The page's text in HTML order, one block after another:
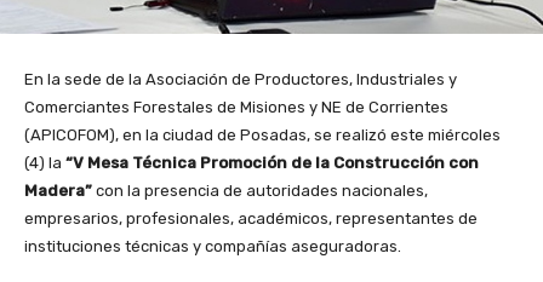
En la sede de la Asociación de Productores, Industriales y
Comerciantes Forestales de Misiones y NE de Corrientes
(APICOFOM), en la ciudad de Posadas, se realizó este miércoles
(4) la “V Mesa Técnica Promoción de la Construcción con
Madera” con la presencia de autoridades nacionales,
empresarios, profesionales, académicos, representantes de
instituciones técnicas y compañías aseguradoras.